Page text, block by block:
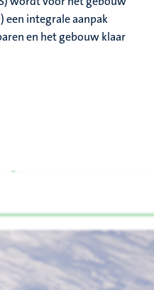
een integrale aanpak
en het gebouw klaar